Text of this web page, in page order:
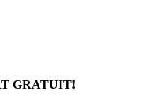
GRATUIT!